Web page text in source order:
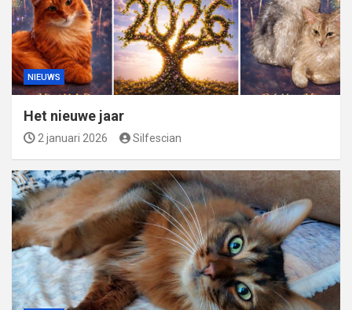
NIEUWS
Het nieuwe jaar
2 januari 2026 Silfescian